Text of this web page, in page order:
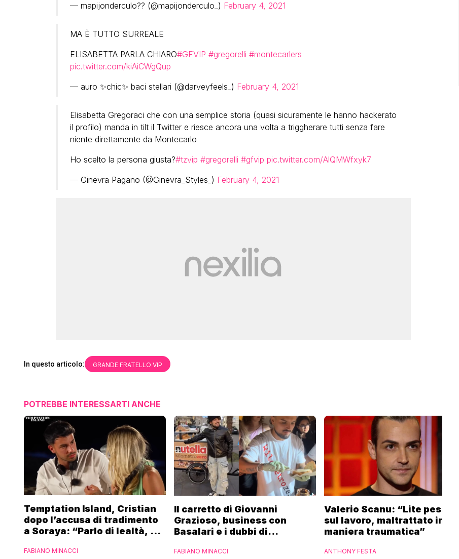
— mapijonderculo?️‍? (@mapijonderculo_) February 4, 2021
MA È TUTTO SURREALE
ELISABETTA PARLA CHIARO#GFVIP #gregorelli #montecarlers
pic.twitter.com/kiAiCWgQup
— auro ✨chic✨ baci stellari (@darveyfeels_) February 4, 2021
Elisabetta Gregoraci che con una semplice storia (quasi sicuramente le hanno hackerato
il profilo) manda in tilt il Twitter e riesce ancora una volta a triggherare tutti senza fare
niente direttamente da Montecarlo
Ho scelto la persona giusta?#tzvip #gregorelli #gfvip pic.twitter.com/AlQMWfxyk7
— Ginevra Pagano (@Ginevra_Styles_) February 4, 2021
In questo articolo: GRANDE FRATELLO VIP
POTREBBE INTERESSARTI ANCHE
Temptation Island, Cristian
dopo l’accusa di tradimento
a Soraya: “Parlo di lealtà, ma
FABIANO MINACCI
Il carretto di Giovanni
Grazioso, business con
Basalari e i dubbi di
Ferrero”
FABIANO MINACCI
Valerio Scanu: “Lite pesante
sul lavoro, maltrattato in
maniera traumatica”
ANTHONY FESTA